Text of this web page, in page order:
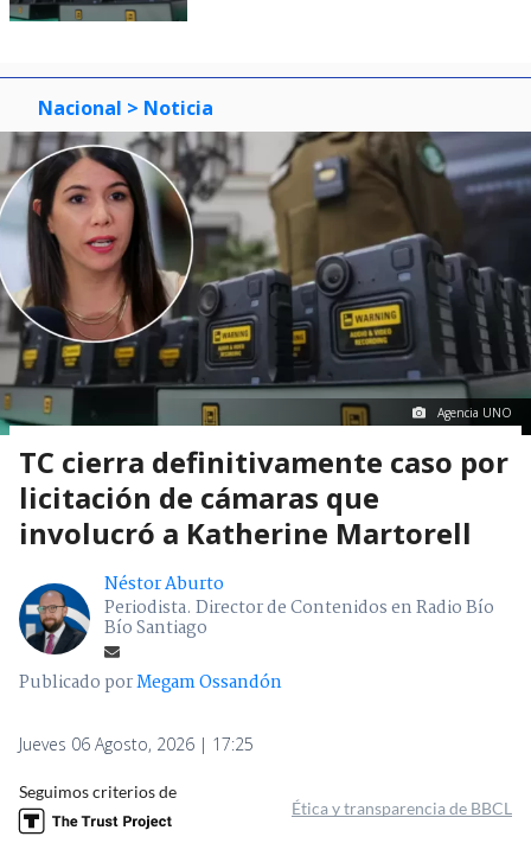
Nacional > Noticia
Agencia UNO
TC cierra definitivamente caso por
licitación de cámaras que
involucró a Katherine Martorell
Néstor Aburto
Periodista. Director de Contenidos en Radio Bío
Bío Santiago
Publicado porMegam Ossandón
Jueves 06 Agosto, 2026 | 17:25
Seguimos criterios de
Ética y transparencia de BBCL